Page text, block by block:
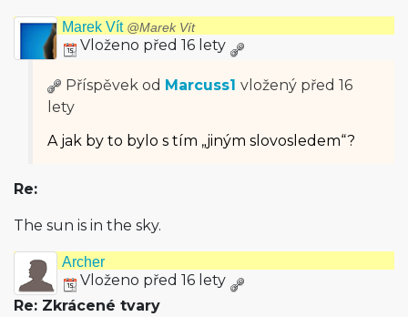
Marek Vít @Marek Vít
Vloženo před 16 lety
Příspěvek od Marcuss1 vložený před 16
lety
A jak by to bylo s tím „jiným slovosledem“?
Re:
The sun is in the sky.
Archer
Vloženo před 16 lety
Re: Zkrácené tvary